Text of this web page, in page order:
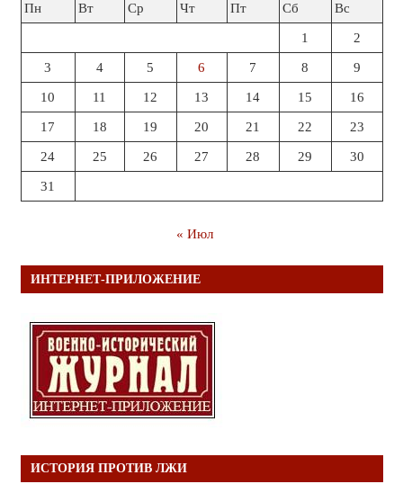
Пн
Вт Ср Чт Пт Сб Вс
1 2
3 4 5 6 7 8 9
10 11 12 13 14 15 16
17 18 19 20 21 22 23
24 25 26 27 28 29 30
31
« Июл
ИНТЕРНЕТ-ПРИЛОЖЕНИЕ
ИСТОРИЯ ПРОТИВ ЛЖИ